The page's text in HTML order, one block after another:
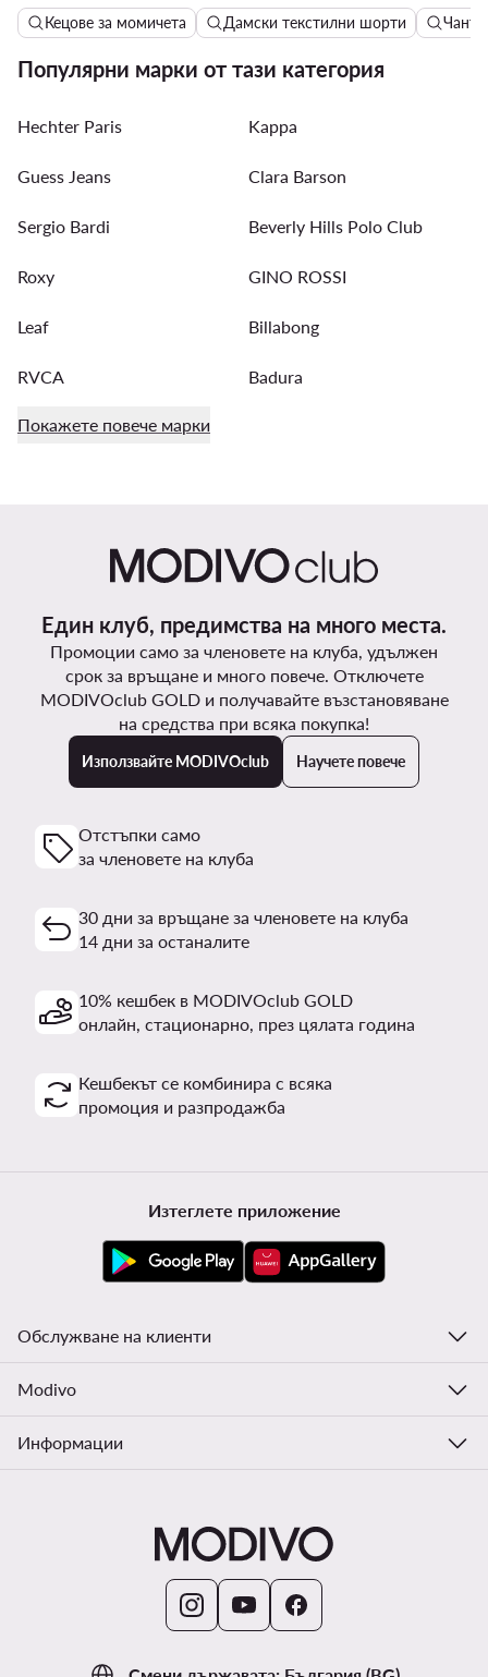
Кецове за момичета Дамски текстилни шорти
Популярни марки от тази категория
Hechter Paris Kappa
Guess Jeans Clara Barson
Sergio Bardi Beverly Hills Polo Club
Roxy GINO ROSSI
Leaf Billabong
RVCA Badura
Покажете повече марки
Един клуб, предимства на много места.
Промоции само за членовете на клуба, удължен
срок за връщане и много повече. Отключете
MODIVOclub GOLD и получавайте възстановяване
на средства при всяка покупка!
Използвайте MODIVOclub Научете повече
Отстъпки само
за членовете на клуба
30 дни за връщане за членовете на клуба
14 дни за останалите
10% кешбек в MODIVOclub GOLD
онлайн, стационарно, през цялата година
Кешбекът се комбинира с всяка
промоция и разпродажба
Изтеглете приложение
Обслужване на клиенти
Modivo
Информации